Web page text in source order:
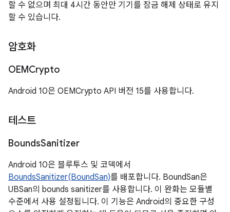
할 수 없으며 최대 4시간 동안만 기기를 잠금 해제 상태로 유지
할 수 있습니다.
암호화
OEMCrypto
Android 10은 OEMCrypto API 버전 15를 사용합니다.
테스트
BoundsSanitizer
Android 10은 블루투스 및 코덱에서
BoundsSanitizer(BoundSan)를 배포합니다. BoundSan은
UBSan의 bounds sanitizer를 사용합니다. 이 완화는 모듈별
수준에서 사용 설정됩니다. 이 기능은 Android의 중요한 구성